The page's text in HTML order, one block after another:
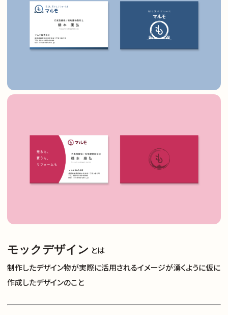
モックデザイン とは
制作したデザイン物が実際に活用されるイメージが湧くように仮に
作成したデザインのこと